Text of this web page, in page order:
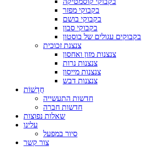
בקבוקי מפזר
בקבוקי בושם
בקבוקי סבון
בקבוקים עגולים של בוסטון
צנצנת זכוכית
צנצנות מזון ואחסון
צנצנות נרות
צנצנות מייסון
צנצנות דבש
חֲדָשׁוֹת
חדשות התעשייה
חדשות חברה
שאלות נפוצות
עלינו
סיור במפעל
צור קשר